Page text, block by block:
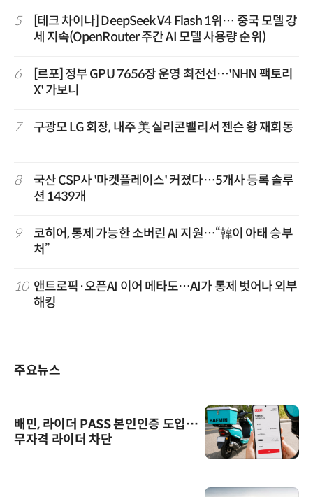
5
[테크 차이나] DeepSeek V4 Flash 1위… 중국 모델 강
세 지속(OpenRouter 주간 AI 모델 사용량 순위)
6
[르포] 정부 GPU 7656장 운영 최전선…'NHN 팩토리
X' 가보니
7 구광모 LG 회장, 내주 美 실리콘밸리서 젠슨 황 재회동
8
국산 CSP사 '마켓플레이스' 커졌다…5개사 등록 솔루
션 1439개
9
코히어, 통제 가능한 소버린 AI 지원…“韓이 아태 승부
처”
10 앤트로픽·오픈AI 이어 메타도…AI가 통제 벗어나 외부
해킹
주요뉴스
배민, 라이더 PASS 본인인증 도입…
무자격 라이더 차단